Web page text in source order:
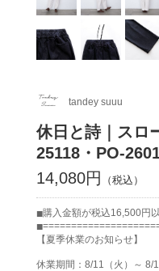
tandey suuu
休日と詩｜スロ
25118・PO-
14,080円
購入金額が税込16,500円
【夏季休業のお知らせ】
休業期間：8/11（火）～ 8/